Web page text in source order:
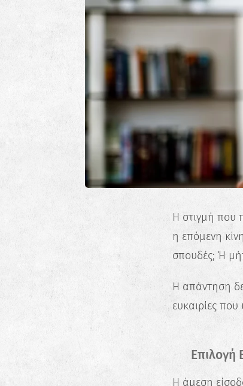
Η στιγμή που
η επόμενη
σπουδές; Ή
Η απάντηση
ευκαιρίες
🧑‍💼
Η άμεση